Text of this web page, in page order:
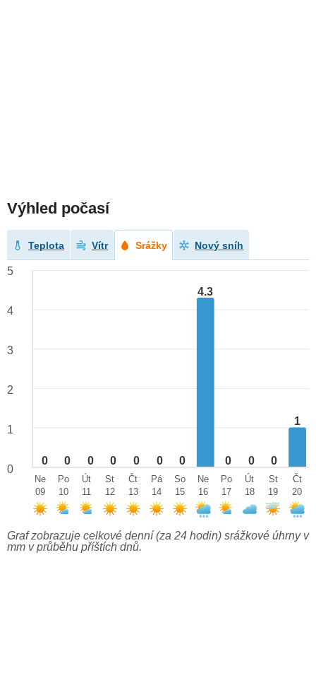
Výhled počasí
Teplota Vítr Srážky Nový sníh
0 0 0 0 0 0 0
4.3
0 0 0
1
5
4
3
2
1
0
Ne
09
Po
10
Út
11
St
12
Čt
13
Pá
14
So
15
Ne
16
Po
17
Út
18
St
19
Čt
20
Graf zobrazuje celkové denní (za 24 hodin) srážkové úhrny v
mm v průběhu příštích dnů.